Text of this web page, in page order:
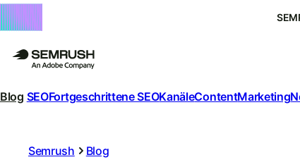
Blog SEOFortgeschrittene SEOKanäleContentMarketing
Semrush Blog